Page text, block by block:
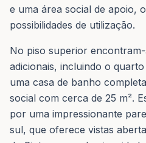
e uma área social de apoio,
possibilidades de utilização.
No piso superior
adicionais, incluindo o
uma casa de banho
social com cerca de 25 m².
por uma impressionante
sul, que oferece vistas